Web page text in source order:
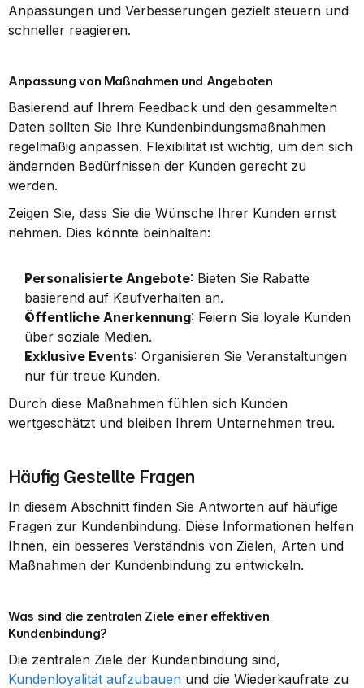
Anpassungen und Verbesserungen gezielt steuern und
schneller reagieren.
Anpassung von Maßnahmen und Angeboten
Basierend auf Ihrem Feedback und den gesammelten
Daten sollten Sie Ihre Kundenbindungsmaßnahmen
regelmäßig anpassen. Flexibilität ist wichtig, um den sich
ändernden Bedürfnissen der Kunden gerecht zu
werden.
Zeigen Sie, dass Sie die Wünsche Ihrer Kunden ernst
nehmen. Dies könnte beinhalten:
Personalisierte Angebote: Bieten Sie Rabatte
basierend auf Kaufverhalten an.
Öffentliche Anerkennung: Feiern Sie loyale Kunden
über soziale Medien.
Exklusive Events: Organisieren Sie Veranstaltungen
nur für treue Kunden.
Durch diese Maßnahmen fühlen sich Kunden
wertgeschätzt und bleiben Ihrem Unternehmen treu.
Häufig Gestellte Fragen
In diesem Abschnitt finden Sie Antworten auf häufige
Fragen zur Kundenbindung. Diese Informationen helfen
Ihnen, ein besseres Verständnis von Zielen, Arten und
Maßnahmen der Kundenbindung zu entwickeln.
Was sind die zentralen Ziele einer effektiven
Kundenbindung?
Kundenloyalität aufzubauen und die Wiederkaufrate zu